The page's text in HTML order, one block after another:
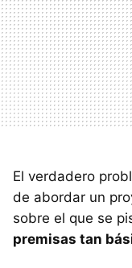
El verdadero
de abordar un
sobre el que se
premisas tan